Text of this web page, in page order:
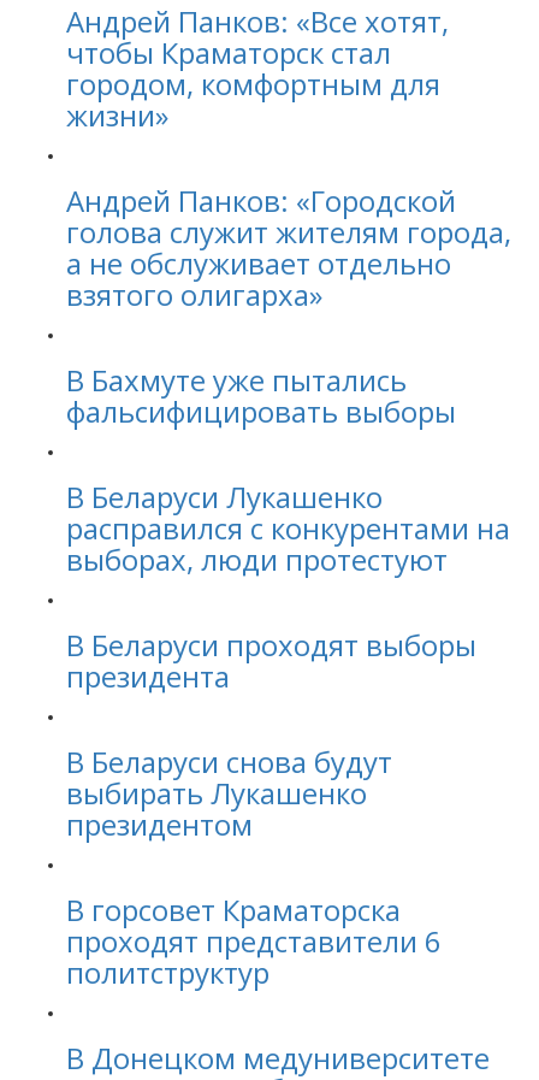
Андрей Панков: «Все хотят,
чтобы Краматорск стал
городом, комфортным для
жизни»
Андрей Панков: «Городской
голова служит жителям города,
а не обслуживает отдельно
взятого олигарха»
В Бахмуте уже пытались
фальсифицировать выборы
В Беларуси Лукашенко
расправился с конкурентами на
выборах, люди протестуют
В Беларуси проходят выборы
президента
В Беларуси снова будут
выбирать Лукашенко
президентом
В горсовет Краматорска
проходят представители 6
политструктур
В Донецком медуниверситете